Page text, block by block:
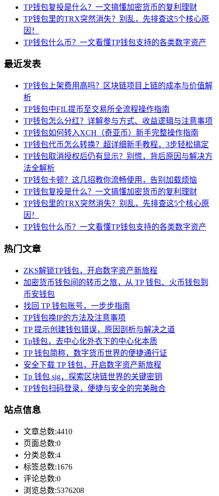
TP钱包复投是什么？一文搞懂加密货币的复利理财
TP钱包里的TRX突然消失？别乱，先排查这5个核心原
因！
TP钱包什么币？一文看懂TP钱包支持的各类数字资产
最近发表
TP钱包上架费用高吗？区块链项目上链的成本与价值解
析
TP钱包中FIL提币至交易所全流程操作指南
TP钱包怎么分红？详解参与方式、收益逻辑与注意事项
TP钱包如何转入XCH（奇亚币）新手完整操作指南
TP钱包代币怎么转换？超详细新手教程，3步轻松搞定
TP钱包取消授权后仍有显示？别慌，背后原因与解决方
法全解析
TP钱包卡顿？这几招教你流畅使用，告别加载烦恼
TP钱包复投是什么？一文搞懂加密货币的复利理财
TP钱包里的TRX突然消失？别乱，先排查这5个核心原
因！
TP钱包什么币？一文看懂TP钱包支持的各类数字资产
热门文章
ZKS解锁TP钱包，开启数字资产新旅程
加密货币钱包间的转币之旅，从 TP 钱包、火币钱包到
币安钱包
找回 TP 钱包账号，一步步指南
TP钱包换IP的方法及注意事项
TP 提示创建钱包错误，原因剖析与解决之道
Tp钱包，去中心化外衣下的中心化本质
TP 钱包简称，数字货币世界的便捷通行证
安全下载 TP 钱包，开启数字资产新旅程
Tp 钱包 sig，探索区块链世界的关键密钥
TP钱包扫码登录，便捷与安全的完美融合
站点信息
文章总数:4410
页面总数:0
分类总数:4
标签总数:1676
评论总数:0
浏览总数:5376208